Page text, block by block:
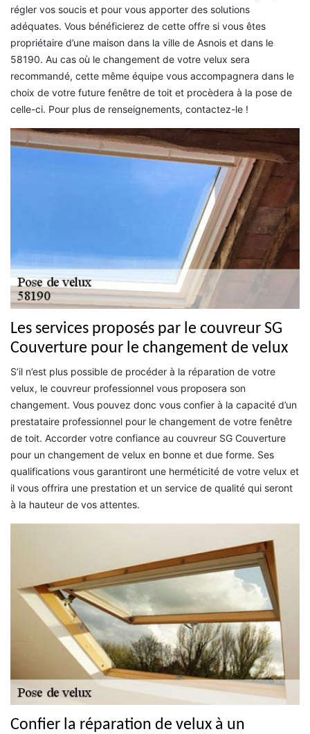
régler vos soucis et pour vous apporter des solutions
adéquates. Vous bénéficierez de cette offre si vous êtes
propriétaire d’une maison dans la ville de Asnois et dans le
58190. Au cas où le changement de votre velux sera
recommandé, cette même équipe vous accompagnera dans le
choix de votre future fenêtre de toit et procèdera à la pose de
celle-ci. Pour plus de renseignements, contactez-le !
Les services proposés par le couvreur SG
Couverture pour le changement de velux
S’il n’est plus possible de procéder à la réparation de votre
velux, le couvreur professionnel vous proposera son
changement. Vous pouvez donc vous confier à la capacité d’un
prestataire professionnel pour le changement de votre fenêtre
de toit. Accorder votre confiance au couvreur SG Couverture
pour un changement de velux en bonne et due forme. Ses
qualifications vous garantiront une herméticité de votre velux et
il vous offrira une prestation et un service de qualité qui seront
à la hauteur de vos attentes.
Confier la réparation de velux à un